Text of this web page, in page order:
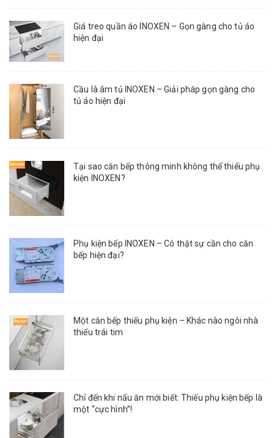
Giá treo quần áo INOXEN – Gọn gàng cho tủ áo
hiện đại
Cầu là âm tủ INOXEN – Giải pháp gọn gàng cho
tủ áo hiện đại
Tại sao căn bếp thông minh không thể thiếu phụ
kiện INOXEN?
Phụ kiện bếp INOXEN – Có thật sự cần cho căn
bếp hiện đại?
Một căn bếp thiếu phụ kiện – Khác nào ngôi nhà
thiếu trái tim
Chỉ đến khi nấu ăn mới biết: Thiếu phụ kiện bếp là
một “cực hình”!